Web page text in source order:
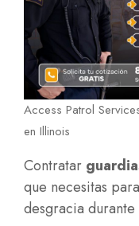
Access Patrol
en Illinois
Contratar
que necesitas
desgracia